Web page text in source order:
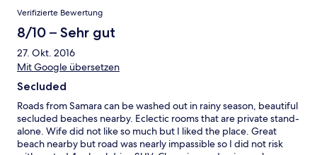
Verifizierte Bewertung
8/10 – Sehr gut
27. Okt. 2016
Mit Google übersetzen
Secluded
Roads from Samara can be washed out in rainy season, beautiful
secluded beaches nearby. Eclectic rooms that are private stand-
alone. Wife did not like so much but I liked the place. Great
beach nearby but road was nearly impassible so I did not risk